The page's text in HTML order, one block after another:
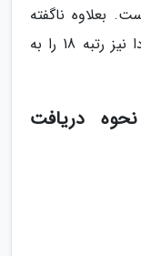
واقع شده است. بعلاوه ناگفته
نماند که در بین دانشگاه های برتر کانادا نیز رتبه 18 را به
دریافت